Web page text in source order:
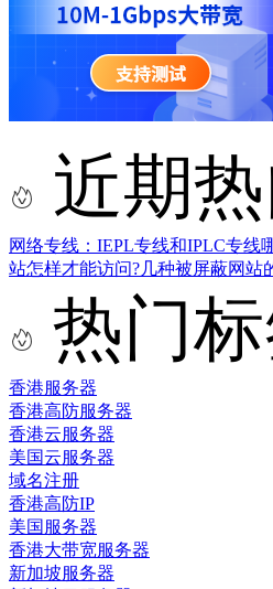
近期
网络专线：IEPL专线和IPLC专线
站怎样才能访问?几种被屏蔽网站
热门
香港服务器
香港高防服务器
香港云服务器
美国云服务器
域名注册
香港高防IP
美国服务器
香港大带宽服务器
新加坡服务器